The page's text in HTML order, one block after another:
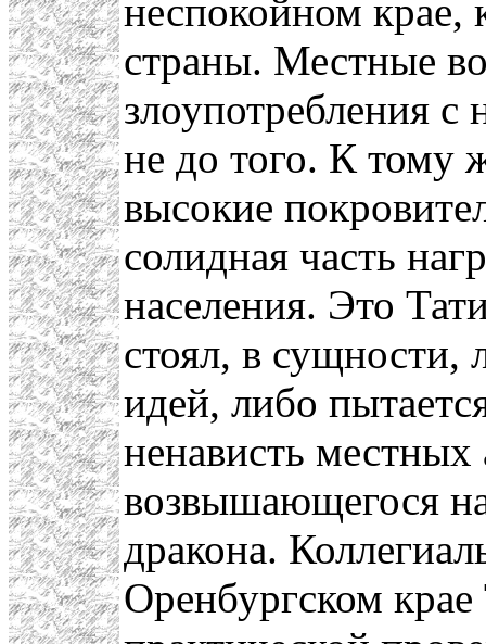
неспокойном крае,
страны. Местные
злоупотребления с
не до того. К тому
высокие
солидная часть
населения. Это
стоял, в сущности,
идей, либо
ненависть
возвышающегося
дракона.
Оренбургском